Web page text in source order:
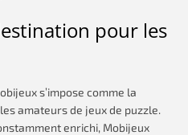
pour les
s’impose comme la
amateurs de jeux de puzzle.
enrichi, Mobijeux